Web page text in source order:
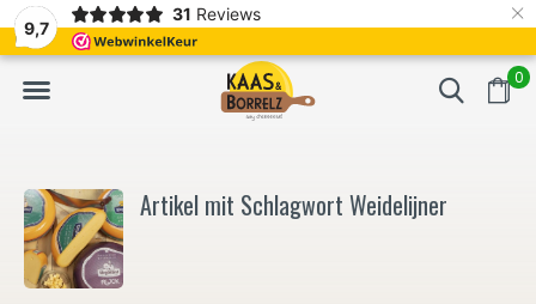
9,7
31 Reviews ×
0
Frisch geschnitten und vakuumverpackt. Meistens Lieferung
Artikel mit Schlagwort Weidelijner